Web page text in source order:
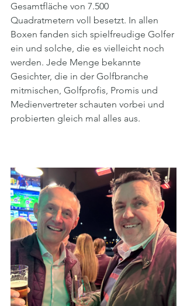
Gesamtfläche von 7.500
Quadratmetern voll besetzt. In allen
Boxen fanden sich spielfreudige Golfer
ein und solche, die es vielleicht noch
werden. Jede Menge bekannte
Gesichter, die in der Golfbranche
mitmischen, Golfprofis, Promis und
Medienvertreter schauten vorbei und
probierten gleich mal alles aus.